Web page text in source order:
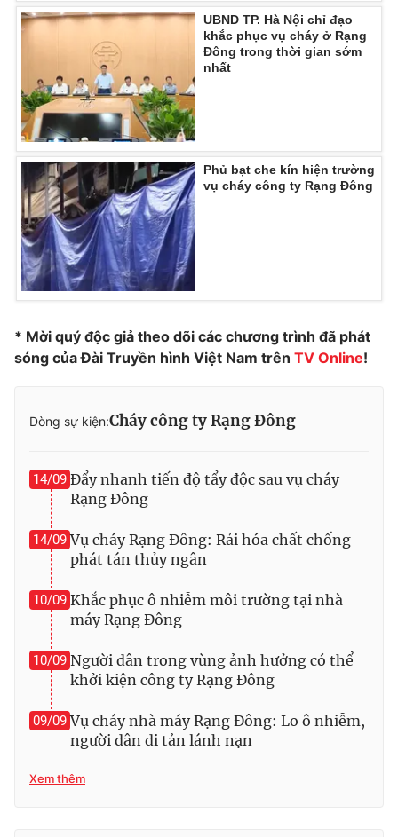
Emagazine Podcast
Photo Infographic
Video Shorts video
VTV Money VTV Thể thao
VTV Sức khoẻ Bất động sản
Thị trường 24h
VTV4 Vươn mình bằng AI
Liên hệ tòa soạn English
THỜI BÁO VTV
Theo dõi báo trên
Cơ quan chủ quản:Đài Truyền hình Việt Nam
Cơ quan báo chí:Thời báo VTV
Giấy phép hoạt động báo in và báo điện tử số 483/GP-BTTTT
cấp ngày 29/12/2023
Tổng Biên tập:
Phó Tổng Biên tập:
UBND TP. Hà Nội chỉ đạo
khắc phục vụ cháy ở Rạng
Đông trong thời gian sớm
nhất
Phủ bạt che kín hiện trường
vụ cháy công ty Rạng Đông
* Mời quý độc giả theo dõi các chương trình đã phát
sóng của Đài Truyền hình Việt Nam trên TV Online!
Dòng sự kiện:Cháy công ty Rạng Đông
14/09 Đẩy nhanh tiến độ tẩy độc sau vụ cháy
Rạng Đông
14/09 Vụ cháy Rạng Đông: Rải hóa chất chống
phát tán thủy ngân
10/09 Khắc phục ô nhiễm môi trường tại nhà
máy Rạng Đông
10/09 Người dân trong vùng ảnh hưởng có thể
khởi kiện công ty Rạng Đông
09/09 Vụ cháy nhà máy Rạng Đông: Lo ô nhiễm,
người dân di tản lánh nạn
Xem thêm